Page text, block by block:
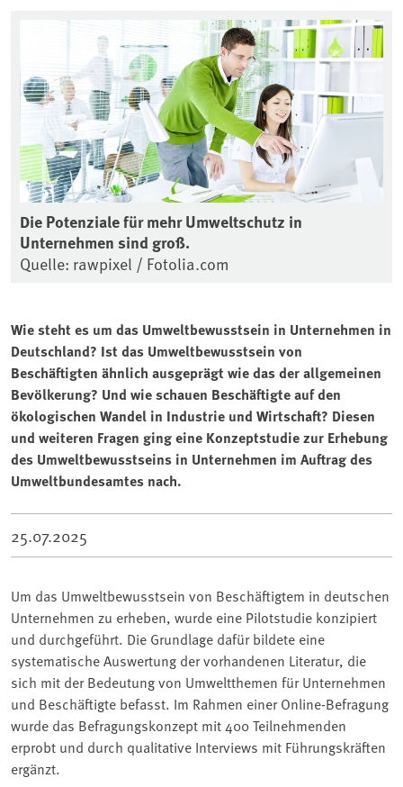
Die Potenziale für mehr Umweltschutz in
Unternehmen sind groß.
Quelle: rawpixel / Fotolia.com
Wie steht es um das Umweltbewusstsein in Unternehmen in
Deutschland? Ist das Umweltbewusstsein von
Beschäftigten ähnlich ausgeprägt wie das der allgemeinen
Bevölkerung? Und wie schauen Beschäftigte auf den
ökologischen Wandel in Industrie und Wirtschaft? Diesen
und weiteren Fragen ging eine Konzeptstudie zur Erhebung
des Umweltbewusstseins in Unternehmen im Auftrag des
Umweltbundesamtes nach.
25.07.2025
Um das Umweltbewusstsein von Beschäftigtem in deutschen
Unternehmen zu erheben, wurde eine Pilotstudie konzipiert
und durchgeführt. Die Grundlage dafür bildete eine
systematische Auswertung der vorhandenen Literatur, die
sich mit der Bedeutung von Umweltthemen für Unternehmen
und Beschäftigte befasst. Im Rahmen einer Online-Befragung
wurde das Befragungskonzept mit 400 Teilnehmenden
erprobt und durch qualitative Interviews mit Führungskräften
ergänzt.